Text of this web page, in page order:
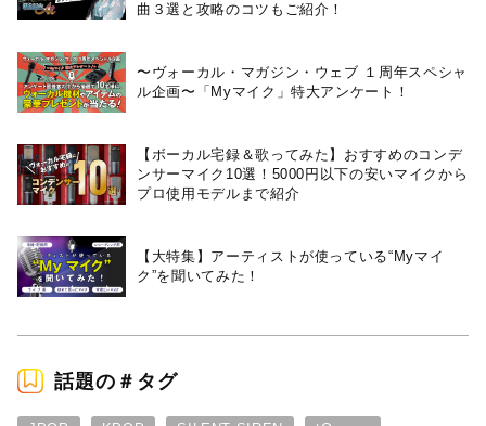
曲３選と攻略のコツもご紹介！
〜ヴォーカル・マガジン・ウェブ １周年スペシャ
ル企画〜「Myマイク」特大アンケート！
【ボーカル宅録＆歌ってみた】おすすめのコンデ
ンサーマイク10選！5000円以下の安いマイクから
プロ使用モデルまで紹介
【大特集】アーティストが使っている“Myマイ
ク”を聞いてみた！
話題の＃タグ